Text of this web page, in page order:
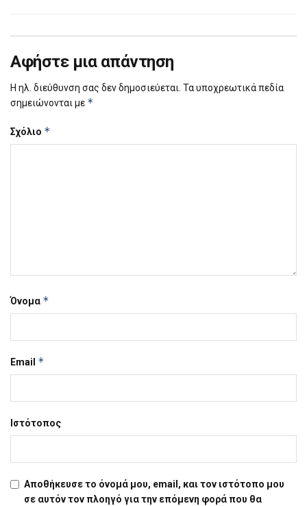
Αφήστε μια απάντηση
Η ηλ. διεύθυνση σας δεν δημοσιεύεται. Τα υποχρεωτικά πεδία
σημειώνονται με *
Σχόλιο *
Όνομα *
Email *
Ιστότοπος
Αποθήκευσε το όνομά μου, email, και τον ιστότοπο μου
σε αυτόν τον πλοηγό για την επόμενη φορά που θα